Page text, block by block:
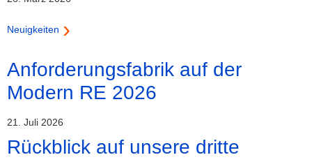
Neuigkeiten
Anforderungsfabrik auf der
Modern RE 2026
21. Juli 2026
Rückblick auf unsere dritte